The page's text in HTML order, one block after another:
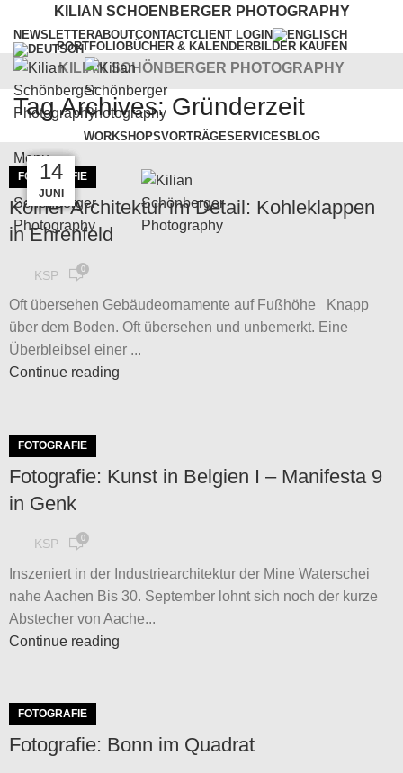
KILIAN SCHOENBERGER PHOTOGRAPHY
NEWSLETTERABOUTCONTACTCLIENT LOGIN
KILIAN SCHÖNBERGER PHOTOGRAPHY
PORTFOLIOBÜCHER & KALENDERBILDER KAUFEN
WORKSHOPSVORTRÄGESERVICES BLOG
Menu
Tag Archives: Gründerzeit
09
AUG.
FOTOGRAFIE
Kölner Architektur im Detail: Kohleklappen
in Ehrenfeld
KSP 0
Oft übersehen Gebäudeornamente auf Fußhöhe Knapp
über dem Boden. Oft übersehen und unbemerkt. Eine
Überbleibsel einer ...
Continue reading
02
SEP.
FOTOGRAFIE
Fotografie: Kunst in Belgien I – Manifesta 9
in Genk
KSP 0
Inszeniert in der Industriearchitektur der Mine Waterschei
nahe Aachen Bis 30. September lohnt sich noch der kurze
Abstecher von Aache...
Continue reading
12
JULI
FOTOGRAFIE
Fotografie: Bonn im Quadrat
19
FEB.
14
JUNI